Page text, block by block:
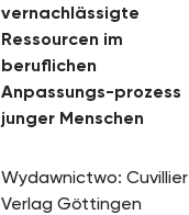
vernachlässigte
Ressourcen im
beruflichen
Anpassungs-prozess
junger Menschen
Wydawnictwo: Cuvillier
Verlag Göttingen